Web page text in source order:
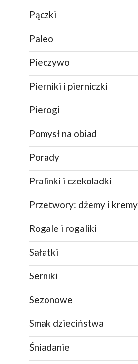
Pączki
Paleo
Pieczywo
Pierniki i pierniczki
Pierogi
Pomysł na obiad
Porady
Pralinki i czekoladki
Przetwory: dżemy i kremy
Rogale i rogaliki
Sałatki
Serniki
Sezonowe
Smak dzieciństwa
Śniadanie